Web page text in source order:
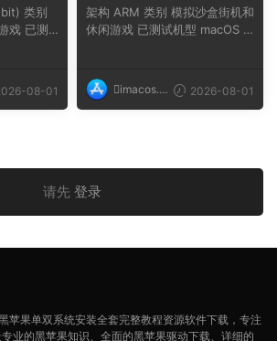
类别
戏 已测
08-01
架构 ARM 类别 模拟沙盒街机和
休闲游戏 已测试机型 macOS T
imacos.t
op
2026-08-01
请先 登录
果单双系统安装全套完整教程资源软件下载，专注
业的黑苹果知识、全面的黑苹果驱动下载、详细的